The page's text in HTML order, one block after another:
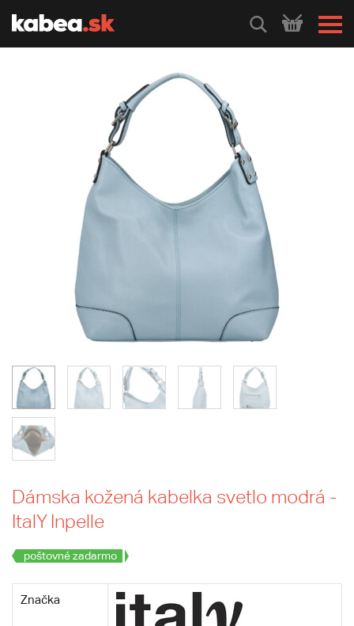
HLEDEJ
Dámska kožená kabelka svetlo modrá -
ItalY Inpelle
poštovné zadarmo
Značka